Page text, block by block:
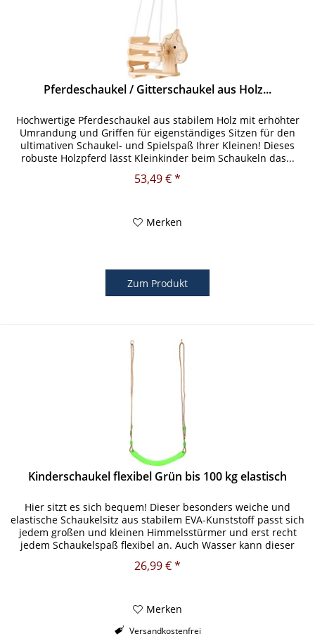
Pferdeschaukel / Gitterschaukel aus Holz...
Hochwertige Pferdeschaukel aus stabilem Holz mit erhöhter
Umrandung und Griffen für eigenständiges Sitzen für den
ultimativen Schaukel- und Spielspaß Ihrer Kleinen! Dieses
robuste Holzpferd lässt Kleinkinder beim Schaukeln das...
53,49 € *
Merken
Zum Produkt
Kinderschaukel flexibel Grün bis 100 kg elastisch
Hier sitzt es sich bequem! Dieser besonders weiche und
elastische Schaukelsitz aus stabilem EVA-Kunststoff passt sich
jedem großen und kleinen Himmelsstürmer und erst recht
jedem Schaukelspaß flexibel an. Auch Wasser kann dieser
26,99 € *
Merken
Versandkostenfrei